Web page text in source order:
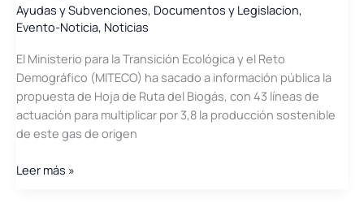
Ayudas y Subvenciones, Documentos y Legislacion,
Evento-Noticia, Noticias
El Ministerio para la Transición Ecológica y el Reto
Demográfico (MITECO) ha sacado a información pública la
propuesta de Hoja de Ruta del Biogás, con 43 líneas de
actuación para multiplicar por 3,8 la producción sostenible
de este gas de origen
Consulta
Leer más »